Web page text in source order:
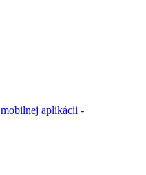
mobilnej aplikácii -